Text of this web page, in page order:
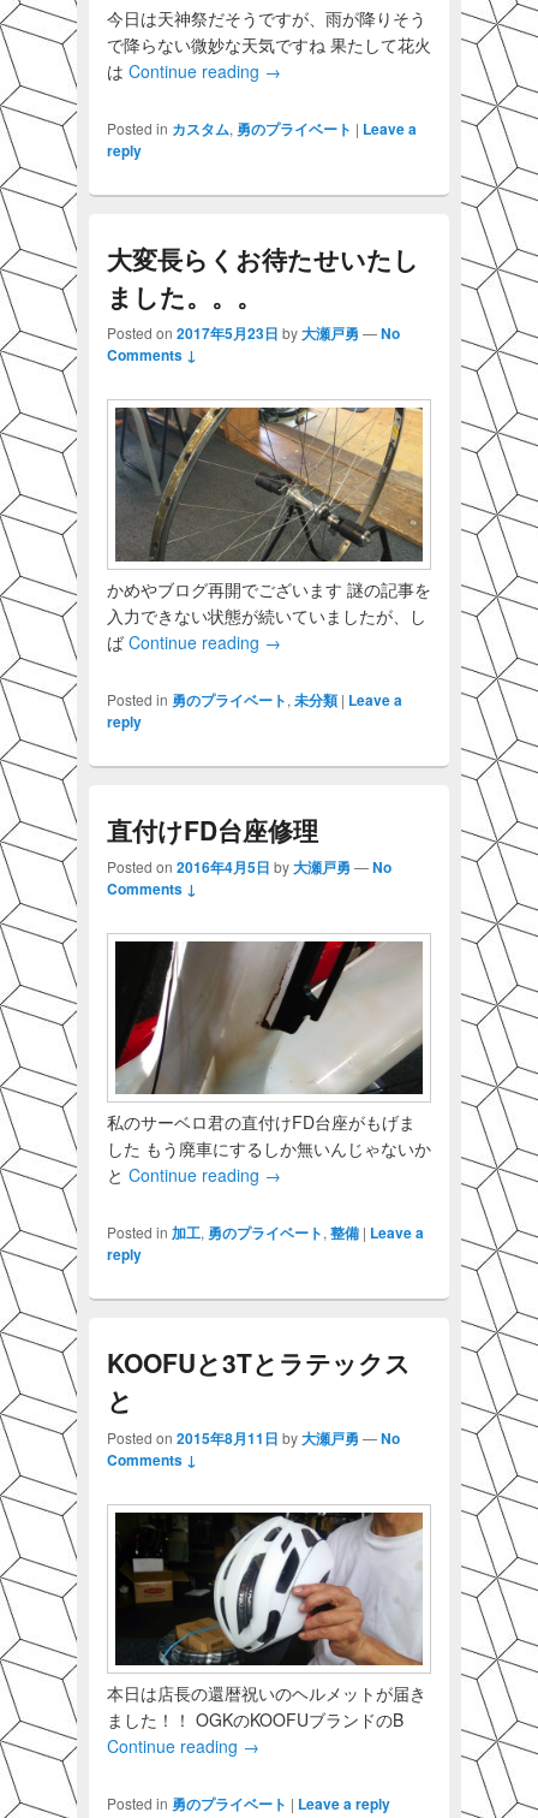
今日は天神祭だそうですが、雨が降りそう
で降らない微妙な天気ですね 果たして花火
は Continue reading →
Posted in カスタム, 勇のプライベート | Leave a
reply
大変長らくお待たせいたし
ました。。。
Posted on 2017年5月23日 by大瀬戸勇 —No
Comments ↓
かめやブログ再開でございます 謎の記事を
入力できない状態が続いていましたが、し
ば Continue reading →
Posted in 勇のプライベート, 未分類 | Leave a
reply
直付けFD台座修理
Posted on 2016年4月5日 by大瀬戸勇 —No
Comments ↓
私のサーベロ君の直付けFD台座がもげま
した もう廃車にするしか無いんじゃないか
と Continue reading →
Posted in 加工, 勇のプライベート, 整備 | Leave a
reply
KOOFUと3Tとラテックス
と
Posted on 2015年8月11日 by大瀬戸勇 —No
Comments ↓
本日は店長の還暦祝いのヘルメットが届き
ました！！ OGKのKOOFUブランドのB
Continue reading →
Posted in 勇のプライベート | Leave a reply